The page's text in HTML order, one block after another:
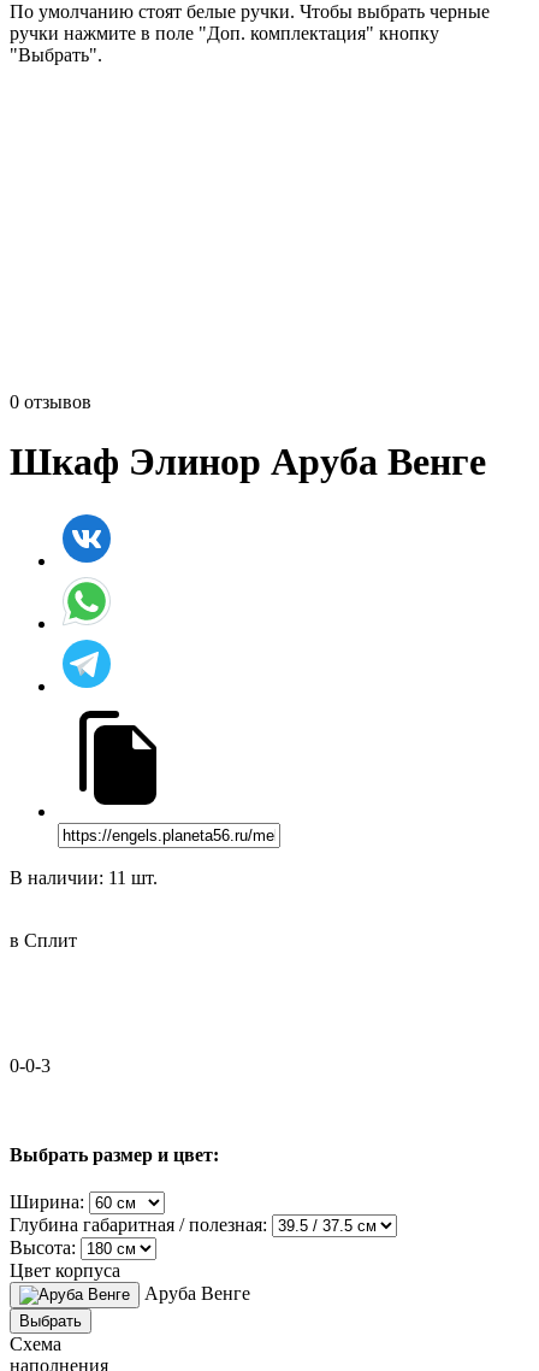
По умолчанию стоят белые ручки. Чтобы выбрать черные
ручки нажмите в поле "Доп. комплектация" кнопку
"Выбрать".
0 отзывов
Шкаф Элинор Аруба Венге
В наличии: 11 шт.
в Сплит
0-0-3
Выбрать размер и цвет:
Ширина:
Глубина габаритная / полезная:
Высота:
Цвет корпуса
Аруба Венге
Выбрать
Схема
наполнения